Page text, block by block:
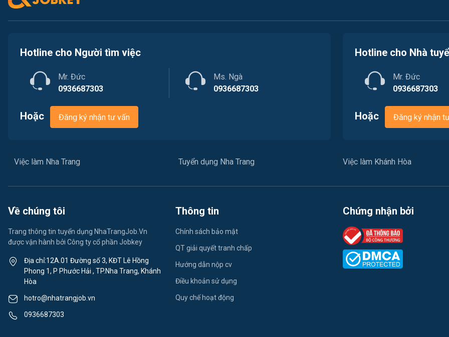
Hotline cho Người tìm việc
Mr. Đức
0936687303
Ms. Ngà
0936687303
Hoặc Đăng ký nhận tư vấn
Hotline cho Nhà
Mr. Đức
0936687303
Hoặc Đăng ký nhận
Việc làm Nha Trang Tuyển dụng Nha Trang Việc làm Khánh Hòa
Về chúng tôi
Trang thông tin tuyển dụng NhaTrangJob.Vn
được vận hành bởi Công ty cổ phần Jobkey
Địa chỉ:12A.01 Đường số 3, KĐT Lê Hồng
Phong 1, P Phước Hải , TP.Nha Trang, Khánh
Hòa
hotro@nhatrangjob.vn
0936687303
Thông tin
Chính sách bảo mật
QT giải quyết tranh chấp
Hướng dẫn nộp cv
Điều khoản sử dụng
Quy chế hoạt động
Chứng nhận bởi